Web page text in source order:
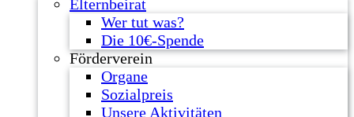
Elternbeirat
Wer tut was?
Die 10€-Spende
Förderverein
Organe
Sozialpreis
Unsere Aktivitäten